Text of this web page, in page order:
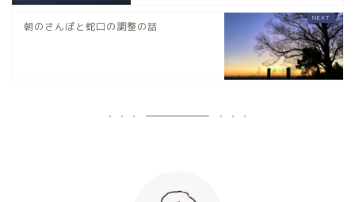
朝のさんぽと蛇口の調整の話